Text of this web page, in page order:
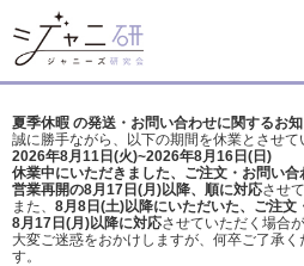
夏季休暇 の発送・お問い合わせに関するお
誠に勝手ながら、以下の期間を休業とさせて
2026年8月11日(火)~2026年8月16日(日)
休業中にいただきました、ご注文・お問い合
営業再開の8月17日(月)以降、順に対応させ
また、 8月8日(土)以降にいただいた、ご注文
8月17日(月)以降に対応させていただく場合
大変ご迷惑をおかけしますが、 何卒ご了承く
す。